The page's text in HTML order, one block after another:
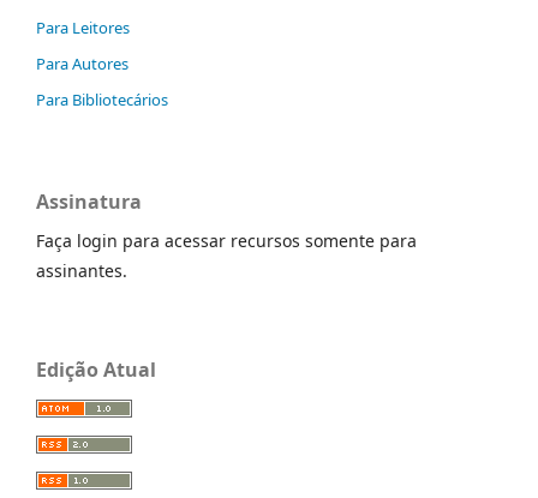
Para Leitores
Para Autores
Para Bibliotecários
Assinatura
Faça login para acessar recursos somente para
assinantes.
Edição Atual